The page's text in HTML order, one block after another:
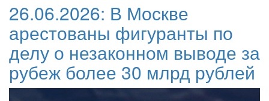
26.06.2026: В Москве
арестованы фигуранты по
делу о незаконном выводе за
рубеж более 30 млрд рублей